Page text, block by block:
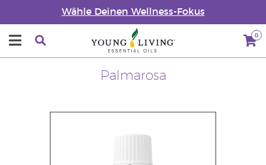
Wähle Deinen Wellness-Fokus
0
Palmarosa